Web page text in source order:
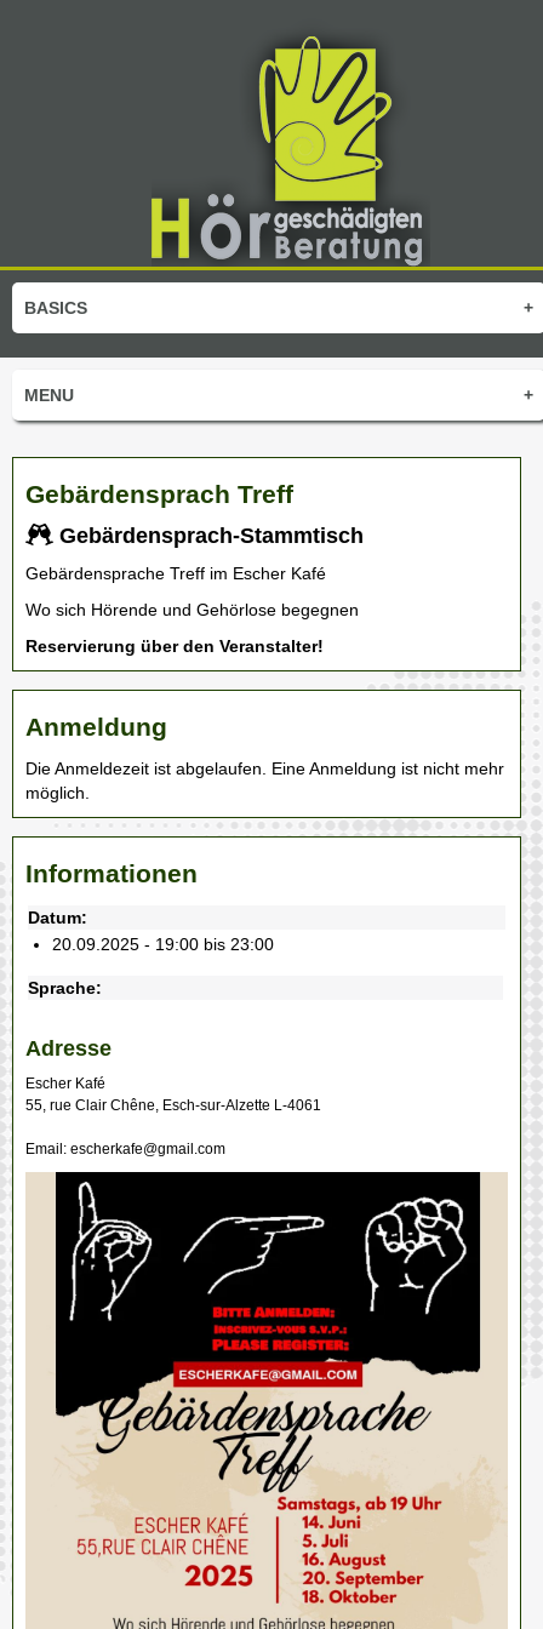
+
BASICS
+
MENU
Gebärdensprach Treff
Gebärdensprach-Stammtisch
Gebärdensprache Treff im Escher Kafé
Wo sich Hörende und Gehörlose begegnen
Reservierung über den Veranstalter!
Anmeldung
Die Anmeldezeit ist abgelaufen. Eine Anmeldung ist nicht mehr
möglich.
Informationen
Datum:
20.09.2025 - 19:00 bis 23:00
Sprache:
Adresse
Escher Kafé
55, rue Clair Chêne, Esch-sur-Alzette L-4061
Email: escherkafe@gmail.com